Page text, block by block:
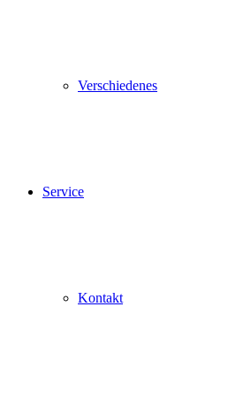
Verschiedenes
Service
Kontakt